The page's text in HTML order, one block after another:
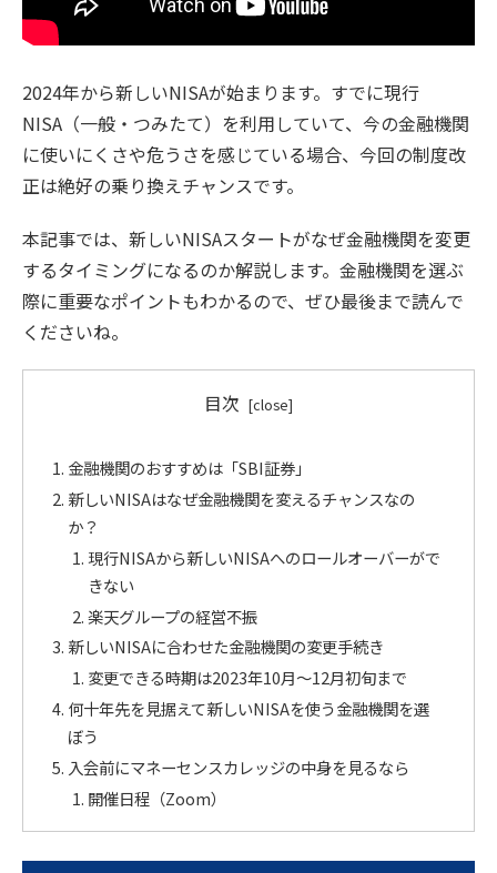
2024年から新しいNISAが始まります。すでに現行
NISA（一般・つみたて）を利用していて、今の金融機関
に使いにくさや危うさを感じている場合、今回の制度改
正は絶好の乗り換えチャンスです。
本記事では、新しいNISAスタートがなぜ金融機関を変更
するタイミングになるのか解説します。金融機関を選ぶ
際に重要なポイントもわかるので、ぜひ最後まで読んで
くださいね。
目次
金融機関のおすすめは「SBI証券」
新しいNISAはなぜ金融機関を変えるチャンスなの
か？
現行NISAから新しいNISAへのロールオーバーがで
きない
楽天グループの経営不振
新しいNISAに合わせた金融機関の変更手続き
変更できる時期は2023年10月〜12月初旬まで
何十年先を見据えて新しいNISAを使う金融機関を選
ぼう
入会前にマネーセンスカレッジの中身を見るなら
開催日程（Zoom）